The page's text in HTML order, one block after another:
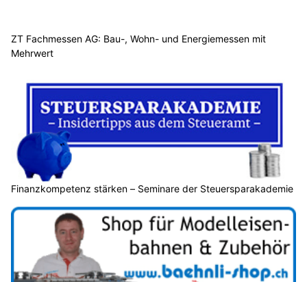
ZT Fachmessen AG: Bau-, Wohn- und Energiemessen mit
Mehrwert
Finanzkompetenz stärken – Seminare der Steuersparakademie